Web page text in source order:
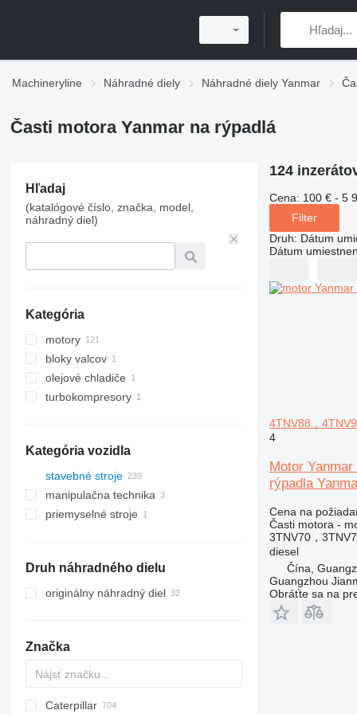
Machineryline Náhradné diely Náhradné diely Yanmar
Časti motora Yanmar na rýpadlá
Hľadaj
(katalógové číslo, značka, model,
náhradný diel)
Kategória
motory
bloky valcov
olejové chladiče
turbokompresory
Kategória vozidla
stavebné stroje
rýpadlá
midi bagre
stavebné zariadenia
pásové mininakladače
šmykom riadené nakladače
manipulačna technika
vysokozdvižné vozíky
priemyselné stroje
Druh náhradného dielu
originálny náhradný diel
Značka
AZ
AX
ASC
225LC
320
Steiger
450
Caterpillar
124
Cena: 100 € - 5
Filter
Druh: Dátum
Dátum
4TNV88，
4
Motor
rýpadla
Cena na
Časti motora -
3TNV70，
diesel
Čína,
Guangzhou
Obráťte sa na